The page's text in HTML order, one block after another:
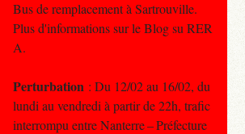
Bus de remplacement à Sartrouville.
Plus d'informations sur le Blog su RER
A.
Perturbation : Du 12/02 au 16/02, du
lundi au vendredi à partir de 22h, trafic
interrompu entre Nanterre – Préfecture